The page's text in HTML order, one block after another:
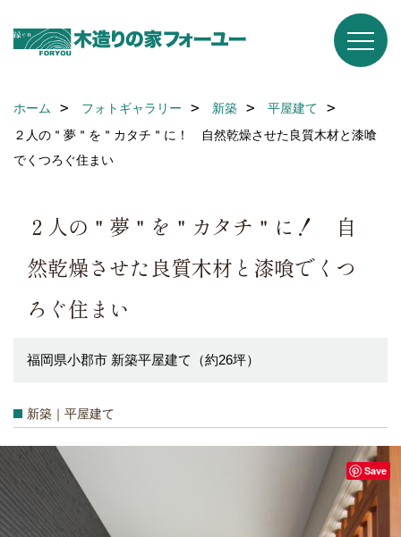
ホーム フォトギャラリー 新築
平屋建て
２人の＂夢＂を＂カタチ＂に！ 自然乾燥させた良質木材と漆喰
でくつろぐ住まい
２人の＂夢＂を＂カタチ＂に！ 自
然乾燥させた良質木材と漆喰でくつ
ろぐ住まい
福岡県小郡市 新築平屋建て（約26坪）
新築｜平屋建て
Save